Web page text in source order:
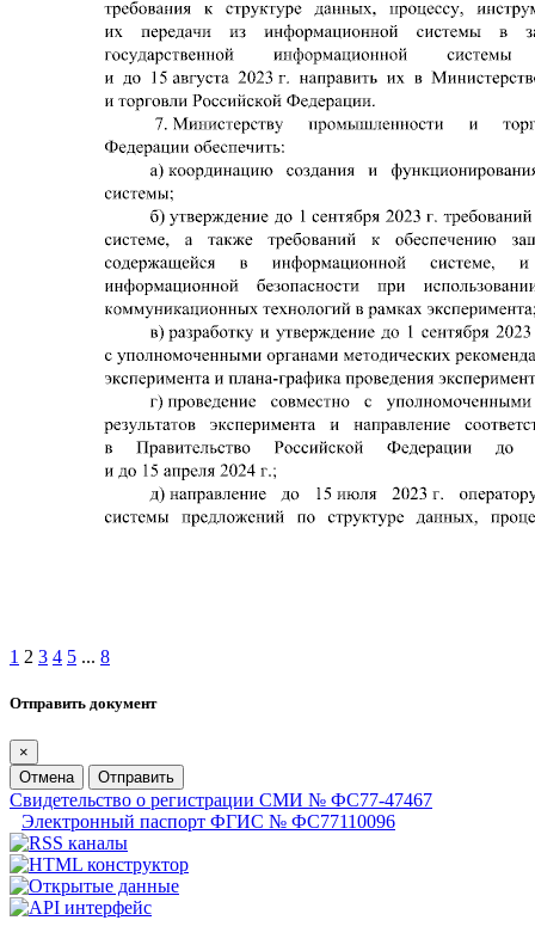
1 2 3 4 5 ... 8
Отправить документ
×
Отмена
Отправить
Свидетельство о регистрации СМИ № ФС77-47467
Электронный паспорт ФГИС № ФС77110096